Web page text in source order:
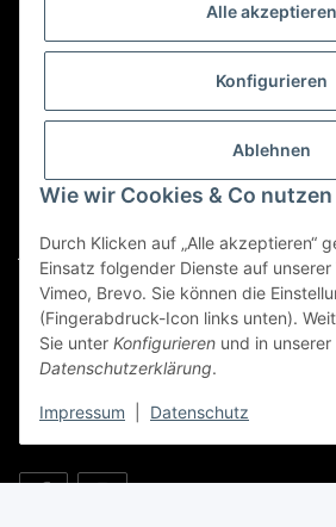
Alle akzeptieren
Konfigurieren
Ablehnen
Wie wir Cookies & Co nutzen
Durch Klicken auf „Alle akzeptieren“
Einsatz folgender Dienste auf unserer
Vimeo, Brevo. Sie können die
(Fingerabdruck-Icon links unten).
Sie unter Konfigurieren und in unserer
Datenschutzerklärung.
Impressum Datenschutz
Kategorien
Für Custom Anfragen und
custom@htr-shop.com
jersey@htr-shop.com
Für Teamwear Anfragen und
teamwear@htr-shop.com
Für Reklamationen und Retouren
reklamation@htr-shop.com